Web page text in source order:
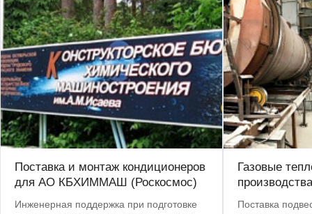
Поставка и монтаж кондиционеров
для АО КБХИММАШ (Роскосмос)
Инженерная поддержка при подготовке
Газовые
Поставка